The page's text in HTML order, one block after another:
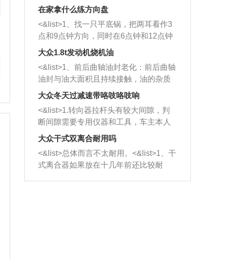
者是细棍，直接将杂物给取出来，如果
堵塞情况比较严重，也可以采取应急措
施。 <&list>2、直接利用木棍将所有的
杂物推到排气管里面的位置处，然后将
三元催化器拆解开，就可以将堵塞的东
西取出来。但如果是因为积碳过多引起
的堵塞，就需要将三元催化器泡在草酸
洗剂对堵塞的情况得到解决，将清洗剂
放在燃油箱中，与燃油混合后，车辆启
动时，就可以和汽油一起进入到燃烧
室，最后形成废气排出，就可以让三元
催化器得到清洗，排气管堵塞的情况就
能够得到解决。
在家拿什么练方向盘
<&list>1、找一只平底锅，把两耳看作3
点和9点钟方向，同时在6点钟和12点钟
方向做一个标记。 <&list>2、双手握住
一圈半的练习，往右同样也要打相同的
圈数。 <&list>3、最后强调要反复练
习，这样就可以形成肌肉记忆，在真实
驾驶车辆时，不需要记忆也能打好方
向。
大众1.8t发动机烧机油
<&list>1、前后曲轴油封老化：前后曲轴
油封与油大面积且持续接触，油的杂质
和发动机内持续温度变化使其密封效果
逐渐减弱，导致渗油或漏油。<&list>2、
活塞间隙过大：积碳会使活塞环与缸体
的间隙扩大，导致机油流入燃烧室中，
造成烧机油。<&list>3、机油粘度。使用
机油粘度过小的话，同样会有烧机油现
象，机油粘度过小具有很好的流动性，
大众冬天过减速带咯吱咯吱响
<&list>1.转向器拉杆头有较大间隙，判
断间隙需要专用仪器和工具，车主本人
无法制作，需要将车辆送到修理厂或4s
店；<&list>2.车辆半轴套管防尘罩破
裂，破裂后会出现漏油现象，使半轴磨
损严重，磨损的半轴容易损坏，产生异
响；<&list>3.稳定器的转向胶套和球头
大众干式双离合耐用吗
<&list>总体而言不太耐用。<&list>1、干
式离合器如果放在十几年前还比较耐